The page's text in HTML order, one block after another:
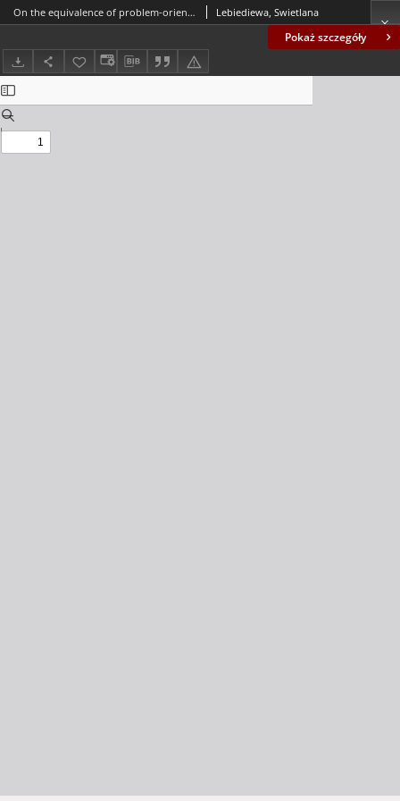
Pokaż szczegóły
On the equivalence of problem-oriented databases Lebiediewa, Swietlana